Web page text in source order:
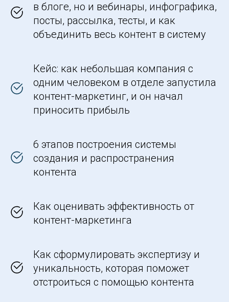
в блоге, но и вебинары, инфографика,
посты, рассылка, тесты, и как
объединить весь контент в систему
Кейс: как небольшая компания с
одним человеком в отделе запустила
контент-маркетинг, и он начал
приносить прибыль
6 этапов построения системы
создания и распространения
контента
Как оценивать эффективность от
контент-маркетинга
Как сформулировать экспертизу и
уникальность, которая поможет
отстроиться с помощью контента